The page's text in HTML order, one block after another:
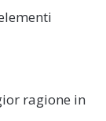
ragione in